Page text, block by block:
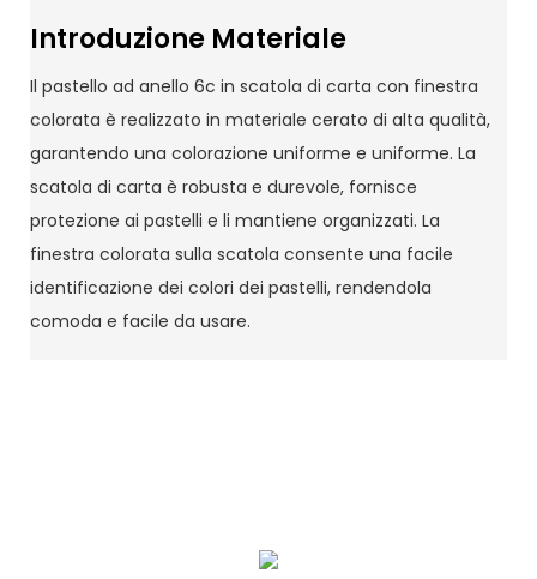
Introduzione Materiale
Il pastello ad anello 6c in scatola di carta con finestra
colorata è realizzato in materiale cerato di alta qualità,
garantendo una colorazione uniforme e uniforme. La
scatola di carta è robusta e durevole, fornisce
protezione ai pastelli e li mantiene organizzati. La
finestra colorata sulla scatola consente una facile
identificazione dei colori dei pastelli, rendendola
comoda e facile da usare.